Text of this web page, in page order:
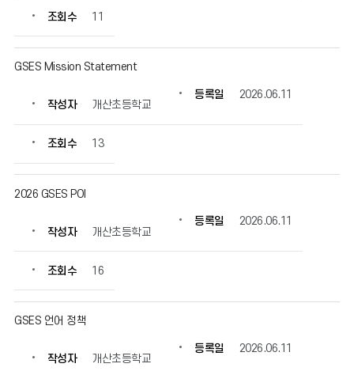
수
를
할
수
조회수 11
GSES Mission Statement
작성자 개산초등학교
등록일 2026.06.11
조회수 13
2026 GSES POI
작성자 개산초등학교
등록일 2026.06.11
조회수 16
GSES 언어 정책
작성자 개산초등학교
등록일 2026.06.11